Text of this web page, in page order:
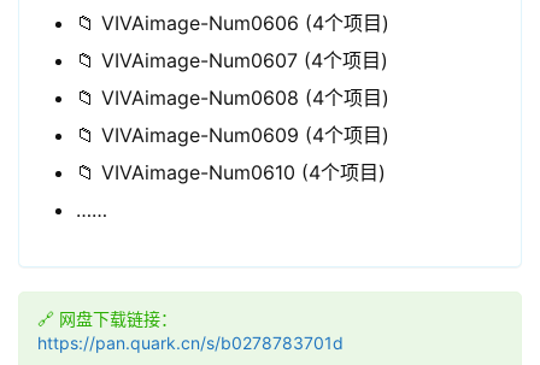
入
📁 VIVAimage-Num0606 (4个项目)
📁 VIVAimage-Num0607 (4个项目)
📁 VIVAimage-Num0608 (4个项目)
📁 VIVAimage-Num0609 (4个项目)
📁 VIVAimage-Num0610 (4个项目)
……
🔗 网盘下载链接：
https://pan.quark.cn/s/b0278783701d